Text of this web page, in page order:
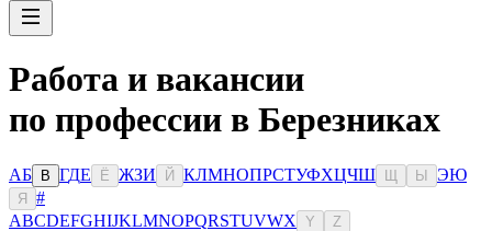
Работа и вакансии
по профессии в Березниках
АБ В ГДЕ Ё ЖЗИ Й КЛМНОПРСТУФХЦЧШ Ы ЭЮ
Я
#
ABCDEFGHIJKLMNOPQRSTUVWX Y Z